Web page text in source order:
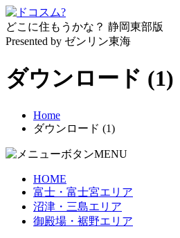
どこに住もうかな？ 静岡東部版
Presented by ゼンリン東海
ダウンロード (1)
Home
ダウンロード (1)
MENU
HOME
富士・富士宮エリア
沼津・三島エリア
御殿場・裾野エリア